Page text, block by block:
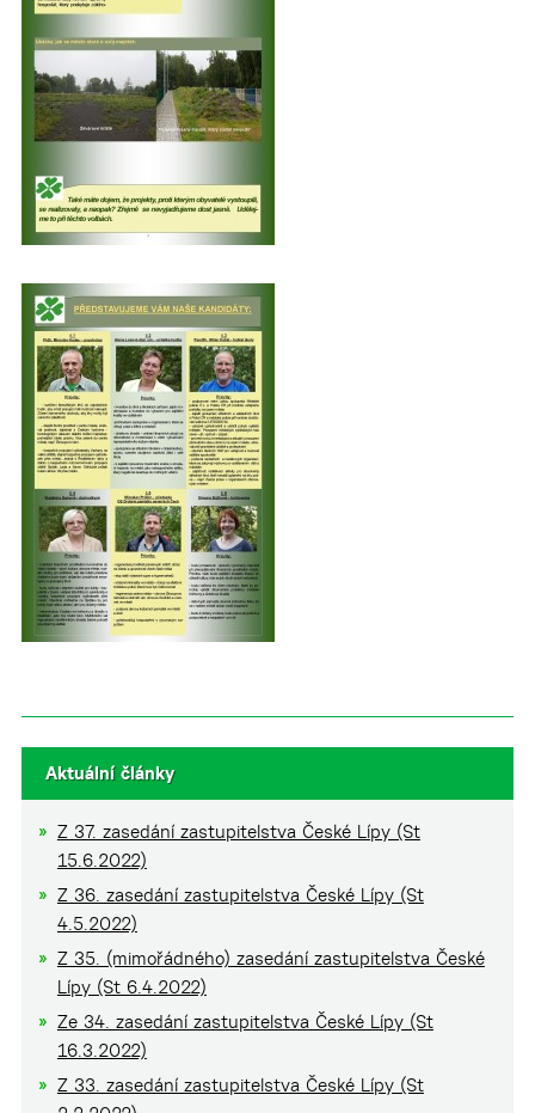
Aktuální články
Z 37. zasedání zastupitelstva České Lípy (St
15.6.2022)
Z 36. zasedání zastupitelstva České Lípy (St
4.5.2022)
Z 35. (mimořádného) zasedání zastupitelstva České
Lípy (St 6.4.2022)
Ze 34. zasedání zastupitelstva České Lípy (St
16.3.2022)
Z 33. zasedání zastupitelstva České Lípy (St